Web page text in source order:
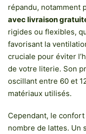
répandu, notamment
avec livraison
rigides ou flexibles,
favorisant la
cruciale pour éviter
de votre literie. Son
oscillant entre 60 et
matériaux utilisés.
Cependant, le
nombre de lattes. Un